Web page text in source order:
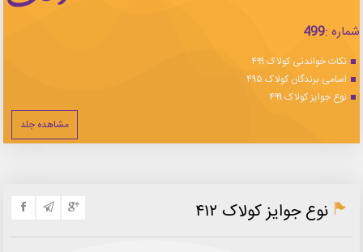
شماره :499
نکات خواندنی کولاک ۴۹۹
اسامی برندگان کولاک ۴۹۵
نوع جوایز کولاک ۴۹۹
مشاهده جلد
نوع جوایز کولاک ۴۱۲